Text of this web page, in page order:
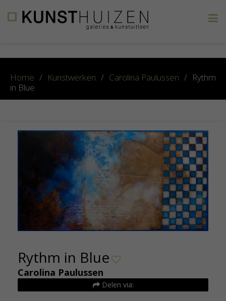
Home / Kunstwerken / Carolina Paulussen / Rythm
in Blue
Rythm in Blue
Carolina Paulussen
Delen via: